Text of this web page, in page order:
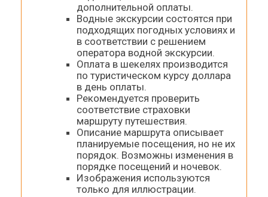
дополнительной оплаты.
Водные экскурсии состоятся при
подходящих погодных условиях и
в соответствии с решением
оператора водной экскурсии.
Оплата в шекелях производится
по туристическом курсу доллара
в день оплаты.
Рекомендуется проверить
соответствие страховки
маршруту путешествия.
Описание маршрута описывает
планируемые посещения, но не их
порядок. Возможны изменения в
порядке посещений и ночевок.
Изображения используются
только для иллюстрации.